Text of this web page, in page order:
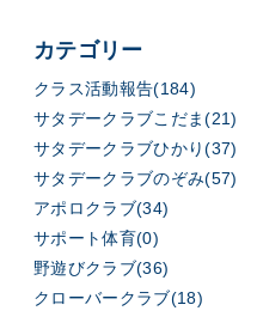
カテゴリー
クラス活動報告(184)
サタデークラブこだま(21)
サタデークラブひかり(37)
サタデークラブのぞみ(57)
アポロクラブ(34)
サポート体育(0)
野遊びクラブ(36)
クローバークラブ(18)